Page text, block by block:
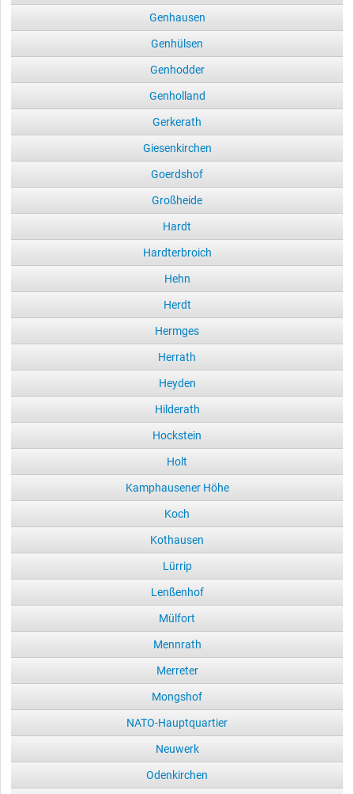
Genhausen
Genhülsen
Genhodder
Genholland
Gerkerath
Giesenkirchen
Goerdshof
Großheide
Hardt
Hardterbroich
Hehn
Herdt
Hermges
Herrath
Heyden
Hilderath
Hockstein
Holt
Kamphausener Höhe
Koch
Kothausen
Lürrip
Lenßenhof
Mülfort
Mennrath
Merreter
Mongshof
NATO-Hauptquartier
Neuwerk
Odenkirchen